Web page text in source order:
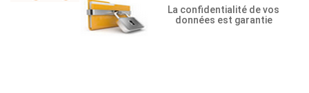
La confidentialité de vos
données est garantie